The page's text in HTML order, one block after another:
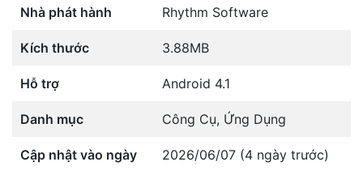
Nhà phát hành Rhythm Software
Kích thước 3.88MB
Hỗ trợ Android 4.1
Danh mục Công Cụ, Ứng Dụng
Cập nhật vào ngày 2026/06/07 (4 ngày trước)